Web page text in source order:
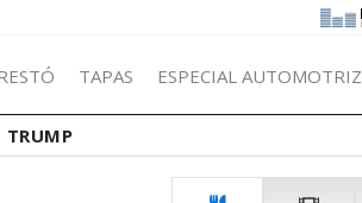
TAPAS ESPECIAL AUTOMOTRIZ
TRUMP